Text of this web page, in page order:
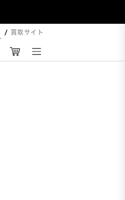
買取サイト